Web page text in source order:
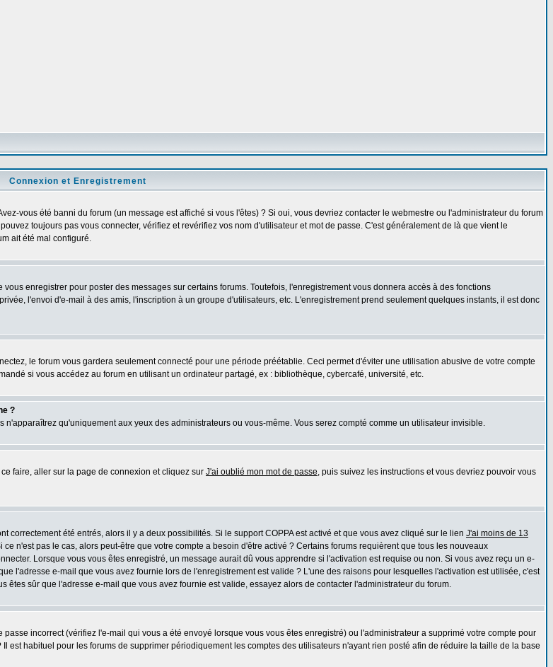
Connexion et Enregistrement
vous été banni du forum (un message est affiché si vous l'êtes) ? Si oui, vous devriez contacter le webmestre ou l'administrateur du forum
toujours pas vous connecter, vérifiez et revérifiez vos nom d'utilisateur et mot de passe. C'est généralement de là que vient le
ait été mal configuré.
enregistrer pour poster des messages sur certains forums. Toutefois, l'enregistrement vous donnera accès à des fonctions
l'envoi d'e-mail à des amis, l'inscription à un groupe d'utilisateurs, etc. L'enregistrement prend seulement quelques instants, il est donc
le forum vous gardera seulement connecté pour une période préétablie. Ceci permet d'éviter une utilisation abusive de votre compte
si vous accédez au forum en utilisant un ordinateur partagé, ex : bibliothèque, cybercafé, université, etc.
?
n'apparaîtrez qu'uniquement aux yeux des administrateurs ou vous-même. Vous serez compté comme un utilisateur invisible.
faire, aller sur la page de connexion et cliquez sur J'ai oublié mon mot de passe, puis suivez les instructions et vous devriez pouvoir vous
été entrés, alors il y a deux possibilités. Si le support COPPA est activé et que vous avez cliqué sur le lien J'ai moins de 13
n'est pas le cas, alors peut-être que votre compte a besoin d'être activé ? Certains forums requièrent que tous les nouveaux
Lorsque vous vous êtes enregistré, un message aurait dû vous apprendre si l'activation est requise ou non. Si vous avez reçu un e-
l'adresse e-mail que vous avez fournie lors de l'enregistrement est valide ? L'une des raisons pour lesquelles l'activation est utilisée, c'est
sûr que l'adresse e-mail que vous avez fournie est valide, essayez alors de contacter l'administrateur du forum.
incorrect (vérifiez l'e-mail qui vous a été envoyé lorsque vous vous êtes enregistré) ou l'administrateur a supprimé votre compte pour
habituel pour les forums de supprimer périodiquement les comptes des utilisateurs n'ayant rien posté afin de réduire la taille de la base